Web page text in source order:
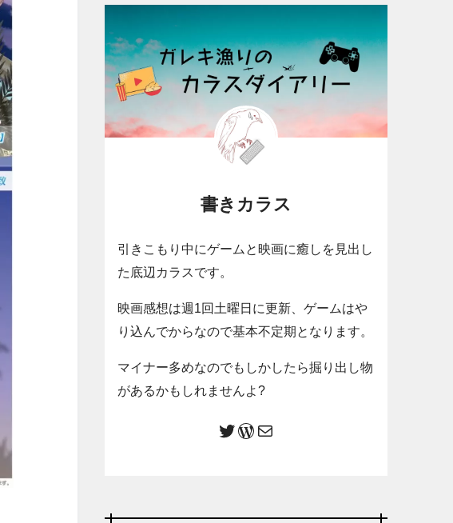
書きカラス
引きこもり中にゲームと映画に癒しを見出し
た底辺カラスです。
映画感想は週1回土曜日に更新、ゲームはや
り込んでからなので基本不定期となります。
マイナー多めなのでもしかしたら掘り出し物
があるかもしれませんよ?